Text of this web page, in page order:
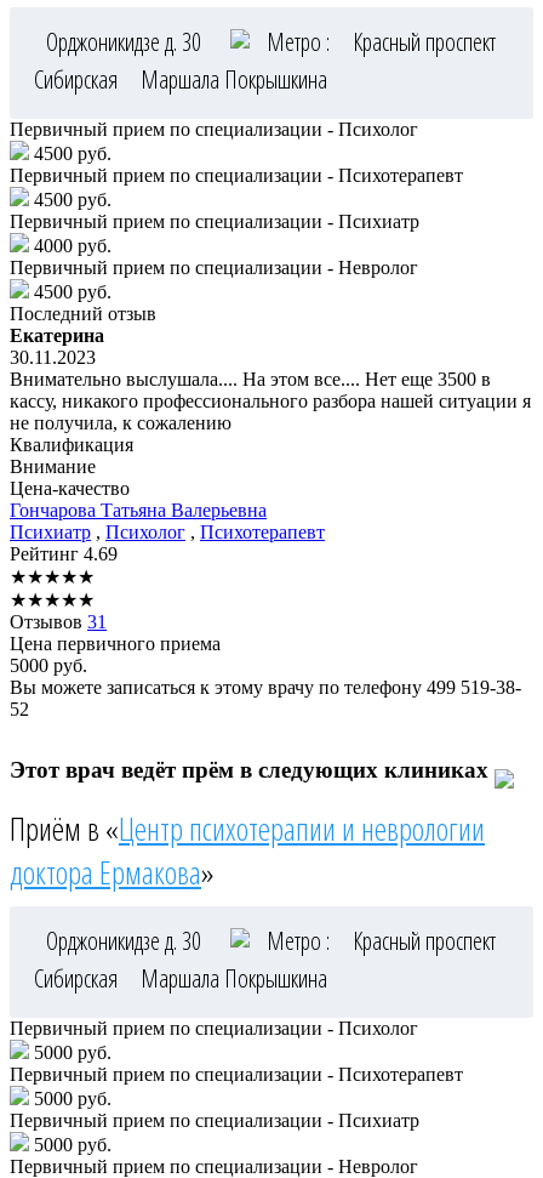
Орджоникидзе д. 30 Метро :
Красный проспект
Сибирская
Маршала Покрышкина
Первичный прием по специализации - Психолог
4500 руб.
Первичный прием по специализации - Психотерапевт
4500 руб.
Первичный прием по специализации - Психиатр
4000 руб.
Первичный прием по специализации - Невролог
4500 руб.
Последний отзыв
Екатерина
30.11.2023
Внимательно выслушала.... На этом все.... Нет еще 3500 в
кассу, никакого профессионального разбора нашей ситуации я
не получила, к сожалению
Квалификация
Внимание
Цена-качество
Гончарова Татьяна Валерьевна
Психиатр , Психолог , Психотерапевт
Рейтинг 4.69
★★★★★
★★★★★
Отзывов 31
Цена первичного приема
5000 руб.
Вы можете записаться к этому врачу по телефону 499 519-38-
52
Этот врач ведёт прём в следующих клиниках
Приём в «Центр психотерапии и неврологии
доктора Ермакова»
Орджоникидзе д. 30 Метро :
Красный проспект
Сибирская
Маршала Покрышкина
Первичный прием по специализации - Психолог
5000 руб.
Первичный прием по специализации - Психотерапевт
5000 руб.
Первичный прием по специализации - Психиатр
5000 руб.
Первичный прием по специализации - Невролог